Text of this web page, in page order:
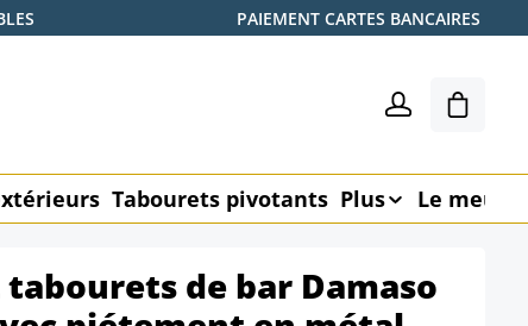
PAIEMENT CARTES BANCAIRES
Le
Tabourets pivotants Plus Le
tabourets de bar Damaso